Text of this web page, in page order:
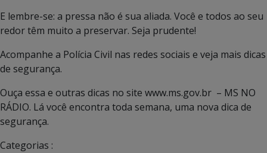
E lembre-se: a pressa não é sua aliada. Você e todos ao seu
redor têm muito a preservar. Seja prudente!
Acompanhe a Polícia Civil nas redes sociais e veja mais dicas
de segurança.
Ouça essa e outras dicas no site www.ms.gov.br – MS NO
RÁDIO. Lá você encontra toda semana, uma nova dica de
segurança.
Categorias :